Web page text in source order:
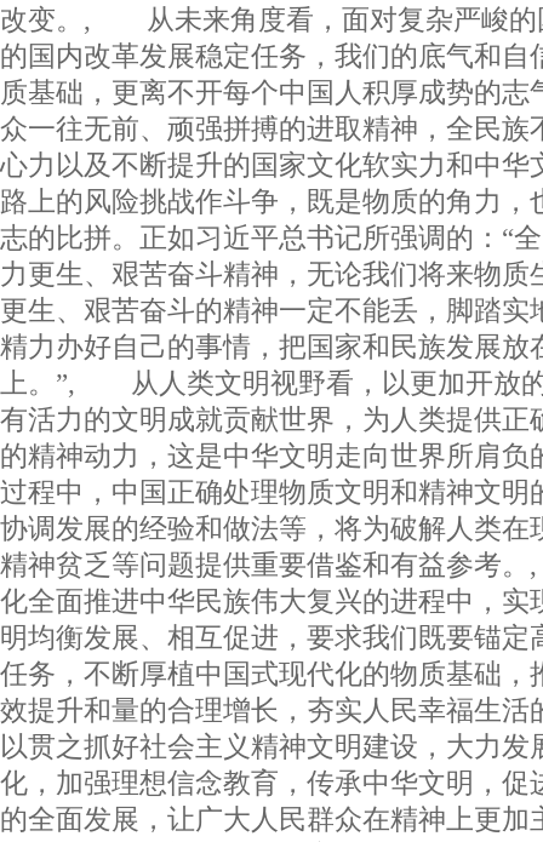
改变。, 从未来角度看，面对复杂严峻的
的国内改革发展稳定任务，我们的底气和自
质基础，更离不开每个中国人积厚成势的志
众一往无前、顽强拼搏的进取精神，全民族
心力以及不断提升的国家文化软实力和中华
路上的风险挑战作斗争，既是物质的角力，
志的比拼。正如习近平总书记所强调的：“
力更生、艰苦奋斗精神，无论我们将来物质
更生、艰苦奋斗的精神一定不能丢，脚踏实
精力办好自己的事情，把国家和民族发展放
上。”, 从人类文明视野看，以更加开放
有活力的文明成就贡献世界，为人类提供正
的精神动力，这是中华文明走向世界所肩负
过程中，中国正确处理物质文明和精神文明
协调发展的经验和做法等，将为破解人类在
精神贫乏等问题提供重要借鉴和有益参
化全面推进中华民族伟大复兴的进程中，实
明均衡发展、相互促进，要求我们既要锚定
任务，不断厚植中国式现代化的物质基础，
效提升和量的合理增长，夯实人民幸福生活
以贯之抓好社会主义精神文明建设，大力发
化，加强理想信念教育，传承中华文明，促
的全面发展，让广大人民群众在精神上更加